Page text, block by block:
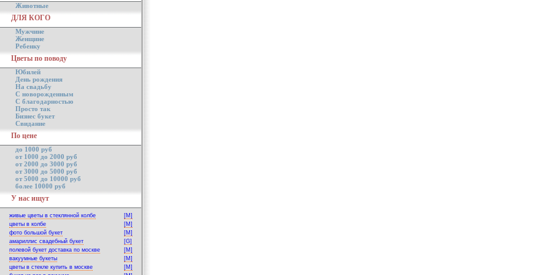
Животные
ДЛЯ КОГО
Мужчине
Женщине
Ребенку
Цветы по поводу
Юбилей
День рождения
На свадьбу
С новорожденным
С благодарностью
Просто так
Бизнес букет
Свидание
По цене
до 1000 руб
от 1000 до 2000 руб
от 2000 до 3000 руб
от 3000 до 5000 руб
от 5000 до 10000 руб
более 10000 руб
У нас ищут
живые цветы в стеклянной колбе
[M]
цветы в колбе
[M]
фото большой букет
[M]
амариллис свадебный букет
[G]
полевой букет доставка по москве
[M]
вакуумные букеты
[M]
цветы в стекле купить в москве
[M]